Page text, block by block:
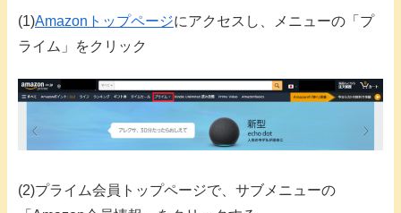
(1)Amazonトップページにアクセスし、メニューの「プ
ライム」をクリック
(2)プライム会員トップページで、サブメニューの